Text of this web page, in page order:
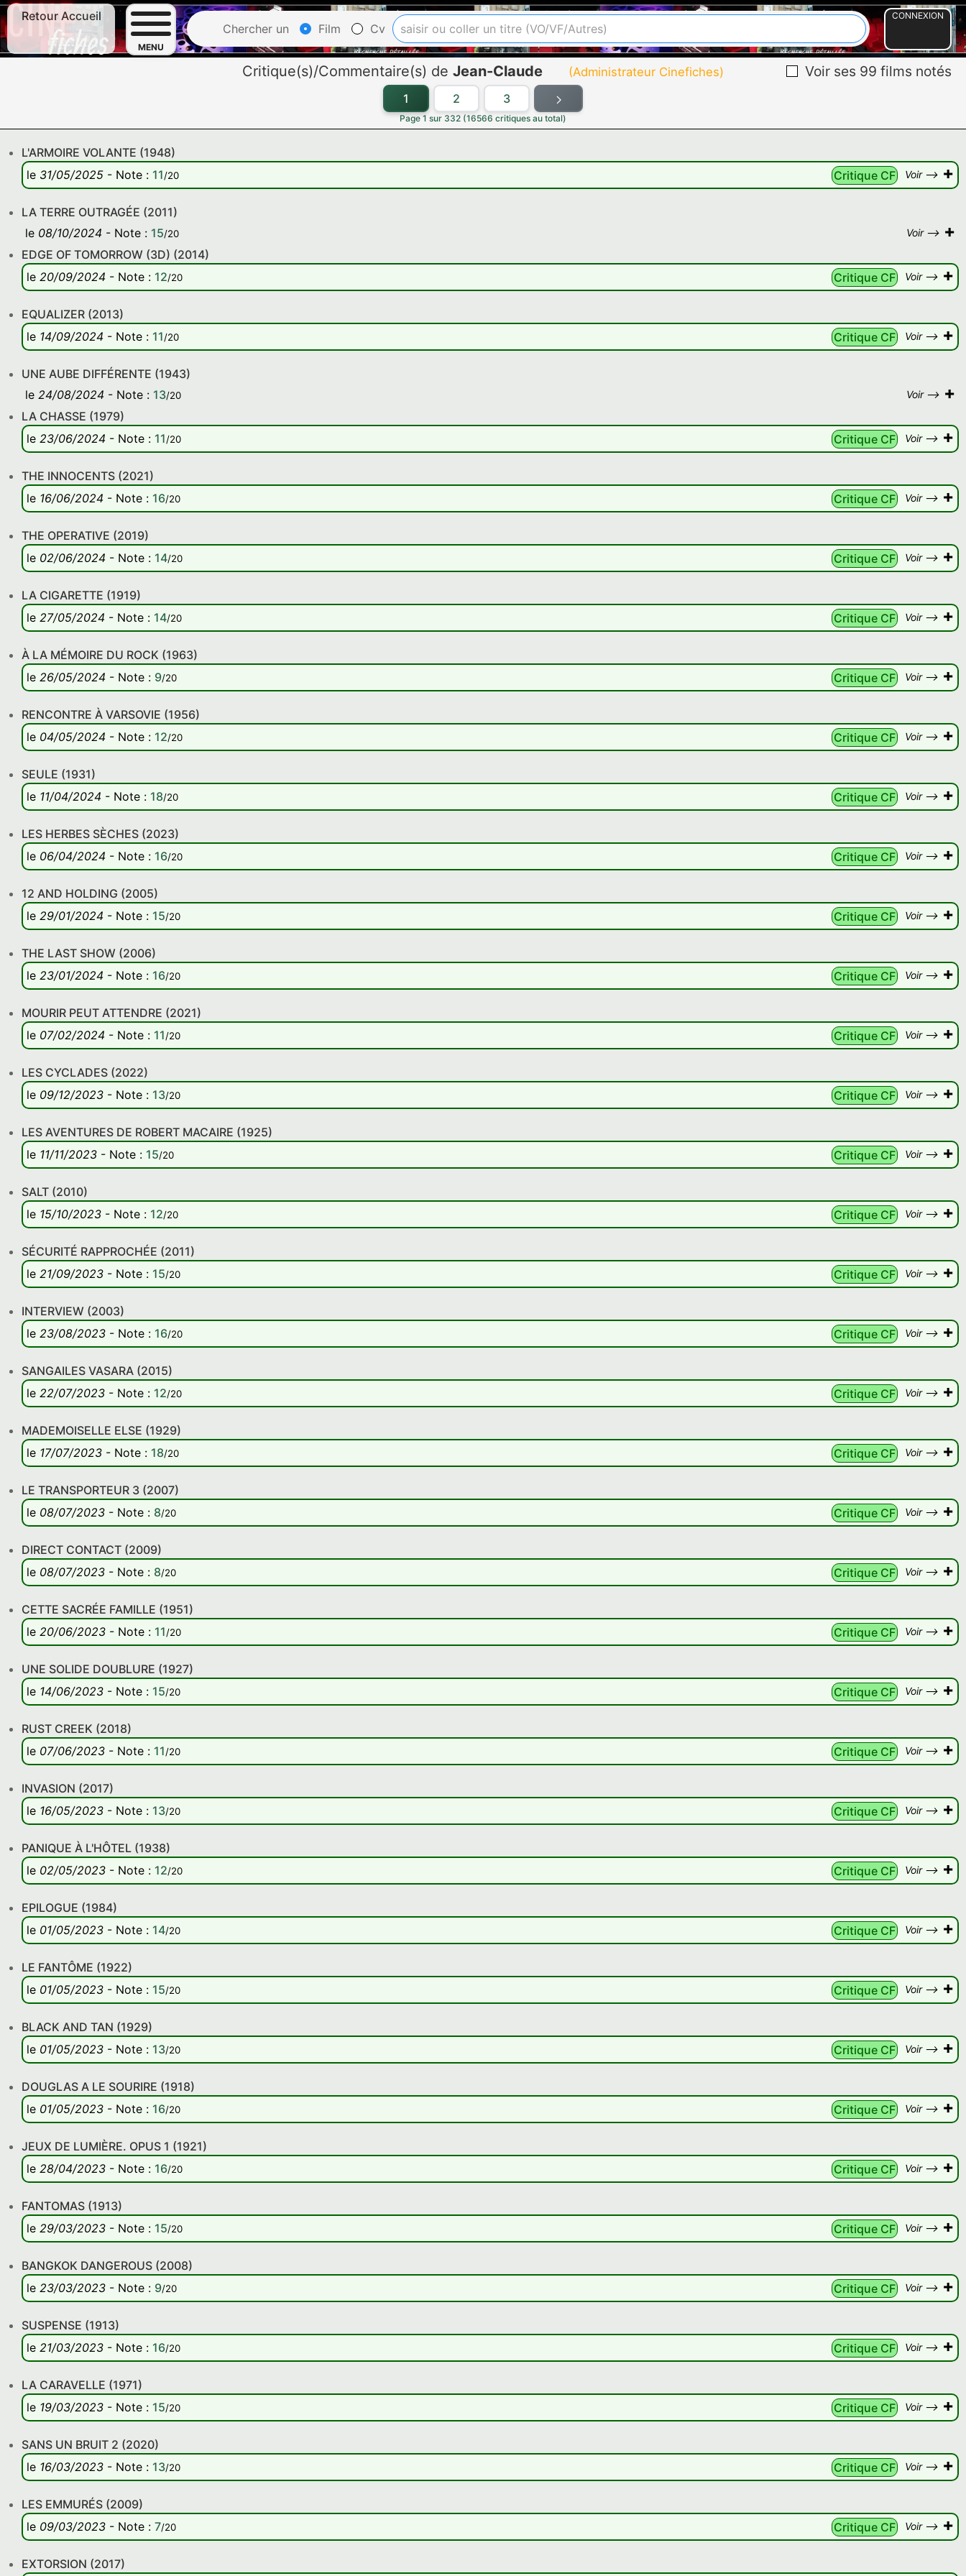
Retour Accueil
MENU
Chercher un Film Cv
CONNEXION
Critique(s)/Commentaire(s) de Jean-Claude (Administrateur Cinefiches) Voir ses 99 films notés
1 2 3
Page 1 sur 332 (16566 critiques au total)
L'ARMOIRE VOLANTE (1948)
Critique CF
Voir --> +
le 31/05/2025 - Note : 11/20
LA TERRE OUTRAGÉE (2011)
Voir --> +
le 08/10/2024 - Note : 15/20
EDGE OF TOMORROW (3D) (2014)
Critique CF
Voir --> +
le 20/09/2024 - Note : 12/20
EQUALIZER (2013)
Critique CF
Voir --> +
le 14/09/2024 - Note : 11/20
UNE AUBE DIFFÉRENTE (1943)
Voir --> +
le 24/08/2024 - Note : 13/20
LA CHASSE (1979)
Critique CF
Voir --> +
le 23/06/2024 - Note : 11/20
THE INNOCENTS (2021)
Critique CF
Voir --> +
le 16/06/2024 - Note : 16/20
THE OPERATIVE (2019)
Critique CF
Voir --> +
le 02/06/2024 - Note : 14/20
LA CIGARETTE (1919)
Critique CF
Voir --> +
le 27/05/2024 - Note : 14/20
À LA MÉMOIRE DU ROCK (1963)
Critique CF
Voir --> +
le 26/05/2024 - Note : 9/20
RENCONTRE À VARSOVIE (1956)
Critique CF
Voir --> +
le 04/05/2024 - Note : 12/20
SEULE (1931)
Critique CF
Voir --> +
le 11/04/2024 - Note : 18/20
LES HERBES SÈCHES (2023)
Critique CF
Voir --> +
le 06/04/2024 - Note : 16/20
12 AND HOLDING (2005)
Critique CF
Voir --> +
le 29/01/2024 - Note : 15/20
THE LAST SHOW (2006)
Critique CF
Voir --> +
le 23/01/2024 - Note : 16/20
MOURIR PEUT ATTENDRE (2021)
Critique CF
Voir --> +
le 07/02/2024 - Note : 11/20
LES CYCLADES (2022)
Critique CF
Voir --> +
le 09/12/2023 - Note : 13/20
LES AVENTURES DE ROBERT MACAIRE (1925)
Critique CF
Voir --> +
le 11/11/2023 - Note : 15/20
SALT (2010)
Critique CF
Voir --> +
le 15/10/2023 - Note : 12/20
SÉCURITÉ RAPPROCHÉE (2011)
Critique CF
Voir --> +
le 21/09/2023 - Note : 15/20
INTERVIEW (2003)
Critique CF
Voir --> +
le 23/08/2023 - Note : 16/20
SANGAILES VASARA (2015)
Critique CF
Voir --> +
le 22/07/2023 - Note : 12/20
MADEMOISELLE ELSE (1929)
Critique CF
Voir --> +
le 17/07/2023 - Note : 18/20
LE TRANSPORTEUR 3 (2007)
Critique CF
Voir --> +
le 08/07/2023 - Note : 8/20
DIRECT CONTACT (2009)
Critique CF
Voir --> +
le 08/07/2023 - Note : 8/20
CETTE SACRÉE FAMILLE (1951)
Critique CF
Voir --> +
le 20/06/2023 - Note : 11/20
UNE SOLIDE DOUBLURE (1927)
Critique CF
Voir --> +
le 14/06/2023 - Note : 15/20
RUST CREEK (2018)
Critique CF
Voir --> +
le 07/06/2023 - Note : 11/20
INVASION (2017)
Critique CF
Voir --> +
le 16/05/2023 - Note : 13/20
PANIQUE À L'HÔTEL (1938)
Critique CF
Voir --> +
le 02/05/2023 - Note : 12/20
EPILOGUE (1984)
Critique CF
Voir --> +
le 01/05/2023 - Note : 14/20
LE FANTÔME (1922)
Critique CF
Voir --> +
le 01/05/2023 - Note : 15/20
BLACK AND TAN (1929)
Critique CF
Voir --> +
le 01/05/2023 - Note : 13/20
DOUGLAS A LE SOURIRE (1918)
Critique CF
Voir --> +
le 01/05/2023 - Note : 16/20
JEUX DE LUMIÈRE. OPUS 1 (1921)
Critique CF
Voir --> +
le 28/04/2023 - Note : 16/20
FANTOMAS (1913)
Critique CF
Voir --> +
le 29/03/2023 - Note : 15/20
BANGKOK DANGEROUS (2008)
Critique CF
Voir --> +
le 23/03/2023 - Note : 9/20
SUSPENSE (1913)
Critique CF
Voir --> +
le 21/03/2023 - Note : 16/20
LA CARAVELLE (1971)
Critique CF
Voir --> +
le 19/03/2023 - Note : 15/20
SANS UN BRUIT 2 (2020)
Critique CF
Voir --> +
le 16/03/2023 - Note : 13/20
LES EMMURÉS (2009)
Critique CF
Voir --> +
le 09/03/2023 - Note : 7/20
EXTORSION (2017)